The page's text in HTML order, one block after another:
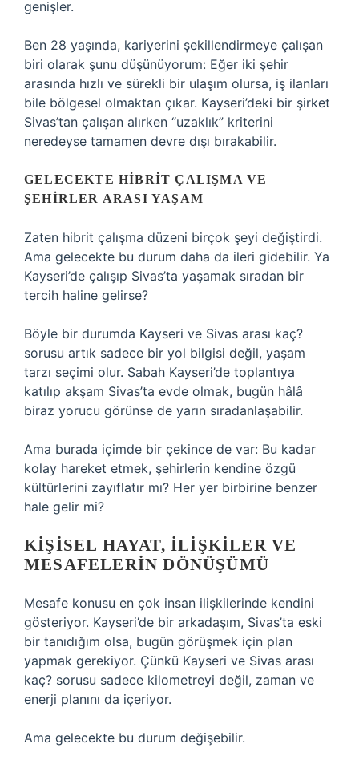
genişler.
Ben 28 yaşında, kariyerini şekillendirmeye çalışan
biri olarak şunu düşünüyorum: Eğer iki şehir
arasında hızlı ve sürekli bir ulaşım olursa, iş ilanları
bile bölgesel olmaktan çıkar. Kayseri’deki bir şirket
Sivas’tan çalışan alırken “uzaklık” kriterini
neredeyse tamamen devre dışı bırakabilir.
GELECEKTE HIBRIT ÇALIŞMA VE
ŞEHIRLER ARASI YAŞAM
Zaten hibrit çalışma düzeni birçok şeyi değiştirdi.
Ama gelecekte bu durum daha da ileri gidebilir. Ya
Kayseri’de çalışıp Sivas’ta yaşamak sıradan bir
tercih haline gelirse?
Böyle bir durumda Kayseri ve Sivas arası kaç?
sorusu artık sadece bir yol bilgisi değil, yaşam
tarzı seçimi olur. Sabah Kayseri’de toplantıya
katılıp akşam Sivas’ta evde olmak, bugün hâlâ
biraz yorucu görünse de yarın sıradanlaşabilir.
Ama burada içimde bir çekince de var: Bu kadar
kolay hareket etmek, şehirlerin kendine özgü
kültürlerini zayıflatır mı? Her yer birbirine benzer
hale gelir mi?
KIŞISEL HAYAT, ILIŞKILER VE
MESAFELERIN DÖNÜŞÜMÜ
Mesafe konusu en çok insan ilişkilerinde kendini
gösteriyor. Kayseri’de bir arkadaşım, Sivas’ta eski
bir tanıdığım olsa, bugün görüşmek için plan
yapmak gerekiyor. Çünkü Kayseri ve Sivas arası
kaç? sorusu sadece kilometreyi değil, zaman ve
enerji planını da içeriyor.
Ama gelecekte bu durum değişebilir.